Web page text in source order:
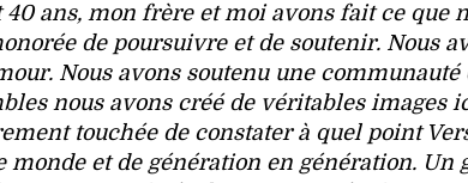
40 ans, mon frère et moi avons fait ce que
de poursuivre et de soutenir. Nous
Nous avons soutenu une
nous avons créé de véritables images
touchée de constater à quel point
monde et de génération en génération.